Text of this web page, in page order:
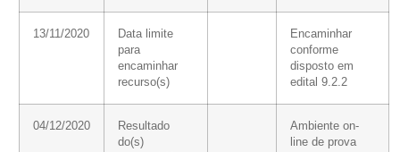
13/11/2020
Data limite
para
encaminhar
recurso(s)
Encaminhar
conforme
disposto em
edital 9.2.2
04/12/2020
Resultado
do(s)
Ambiente on-
line de prova